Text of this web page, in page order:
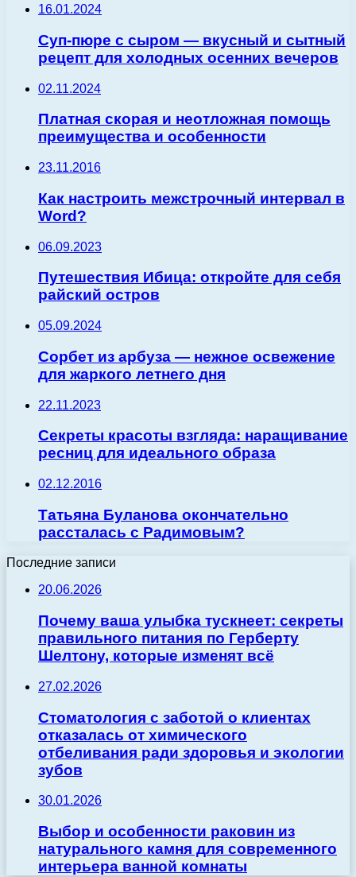
16.01.2024
Суп-пюре с сыром — вкусный и сытный
рецепт для холодных осенних вечеров
02.11.2024
Платная скорая и неотложная помощь
преимущества и особенности
23.11.2016
Как настроить межстрочный интервал в
Word?
06.09.2023
Путешествия Ибица: откройте для себя
райский остров
05.09.2024
Сорбет из арбуза — нежное освежение
для жаркого летнего дня
22.11.2023
Секреты красоты взгляда: наращивание
ресниц для идеального образа
02.12.2016
Татьяна Буланова окончательно
рассталась с Радимовым?
Последние записи
20.06.2026
Почему ваша улыбка тускнеет: секреты
правильного питания по Герберту
Шелтону, которые изменят всё
27.02.2026
Стоматология с заботой о клиентах
отказалась от химического
отбеливания ради здоровья и экологии
зубов
30.01.2026
Выбор и особенности раковин из
натурального камня для современного
интерьера ванной комнаты